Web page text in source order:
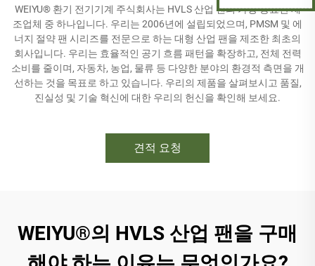
WEIYU® 환기 전기기계 주식회사는 HVLS 산업 팬의 가장 중요한 제
조업체 중 하나입니다. 우리는 2006년에 설립되었으며, PMSM 및 에
너지 절약 팬 시리즈를 전문으로 하는 대형 산업 팬을 제조한 최초의
회사입니다. 우리는 효율적인 공기 흐름 패턴을 확장하고, 전체 전력
소비를 줄이며, 자동차, 농업, 물류 등 다양한 분야의 환경적 측면을 개
선하는 것을 목표로 하고 있습니다. 우리의 제품을 살펴보시고 품질,
진실성 및 기술 혁신에 대한 우리의 헌신을 확인해 보세요.
견적 요청
WEIYU®의 HVLS 산업 팬을 구매